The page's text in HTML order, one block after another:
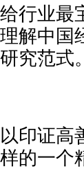
行业最
解中国
究范式
印证高
的一个